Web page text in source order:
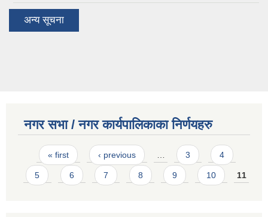
अन्य सूचना
नगर सभा / नगर कार्यपालिकाका निर्णयहरु
Pages
« first ‹ previous 3 4
5 6 7 8 9 10 11